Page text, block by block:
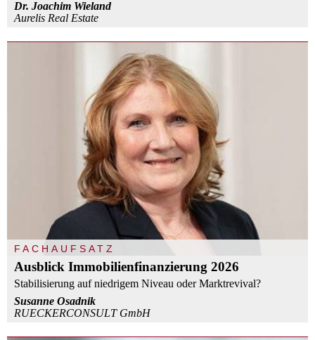
Dr. Joachim Wieland
Aurelis Real Estate
FACHAUFSATZ
Ausblick Immobilienfinanzierung 2026
Stabilisierung auf niedrigem Niveau oder Marktrevival?
Susanne Osadnik
RUECKERCONSULT GmbH